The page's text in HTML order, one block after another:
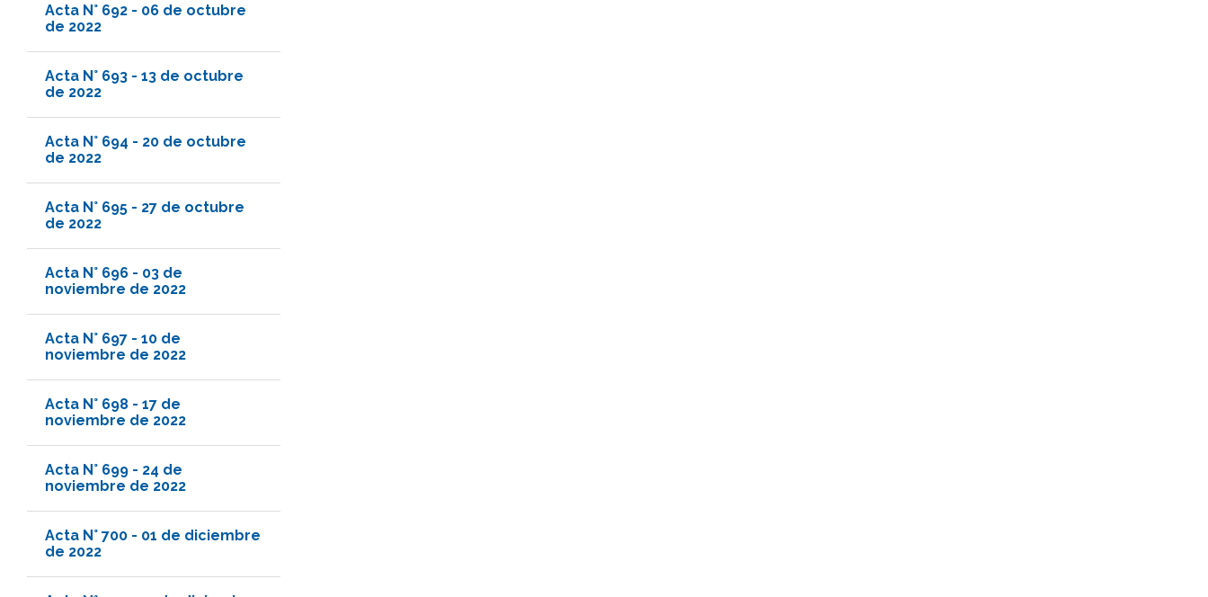
Acta N° 692 - 06 de octubre
de 2022
Acta N° 693 - 13 de octubre
de 2022
Acta N° 694 - 20 de octubre
de 2022
Acta N° 695 - 27 de octubre
de 2022
Acta N° 696 - 03 de
noviembre de 2022
Acta N° 697 - 10 de
noviembre de 2022
Acta N° 698 - 17 de
noviembre de 2022
Acta N° 699 - 24 de
noviembre de 2022
Acta N° 700 - 01 de diciembre
de 2022